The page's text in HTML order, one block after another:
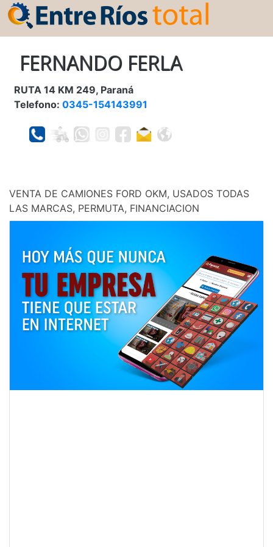
FERNANDO FERLA
RUTA 14 KM 249, Paraná
Telefono: 0345-154143991
VENTA DE CAMIONES FORD OKM, USADOS TODAS
LAS MARCAS, PERMUTA, FINANCIACION